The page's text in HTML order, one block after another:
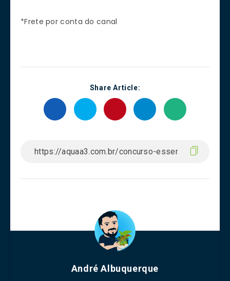
*Frete por conta do canal
Share Article:
André Albuquerque